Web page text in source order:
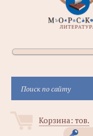
Корзина: тов.